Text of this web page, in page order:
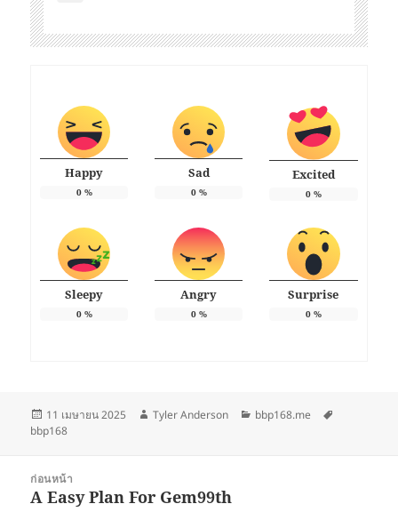
Happy
0%
Sad
0%
Excited
0%
Sleepy
0%
Angry
0%
Surprise
0%
เขียน
เมื่อ
11 เมษายน 2025
ผู้
Tyler Anderson
หมวด
bbp168.me
bbp168
ก่อนหน้า
เรื่อง
A Easy Plan For Gem99th